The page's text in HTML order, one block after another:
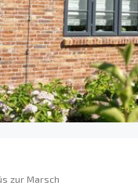
zur Marsch